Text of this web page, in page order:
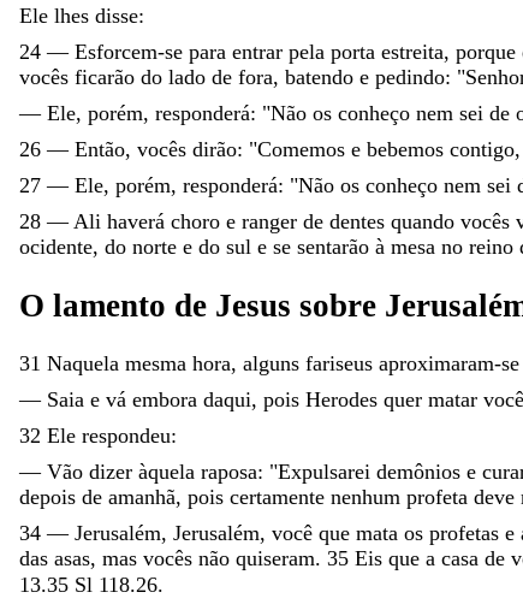
Ele lhes disse:
24 — Esforcem-se para entrar pela porta estreita, porque
vocês ficarão do lado de fora, batendo e pedindo: "
— Ele, porém, responderá: "Não os conheço nem sei de
26 — Então, vocês dirão: "Comemos e bebemos contigo,
27 — Ele, porém, responderá: "Não os conheço nem sei
28 —Ali haverá choro e ranger de dentes quando vocês
ocidente, do norte e do sul e se sentarão à mesa no reino
O lamento de Jesus sobre
31 Naquela mesma hora, alguns fariseus aproximaram-se
— Saia e vá embora daqui, pois Herodes quer matar você
32 Ele respondeu:
— Vão dizer àquela raposa: "Expulsarei demônios e
depois de amanhã, pois certamente nenhum profeta deve
34 — Jerusalém, Jerusalém, você que mata os profetas e
das asas, mas vocês não quiseram. 35 Eis que a casa de
13.35 Sl 118.26.